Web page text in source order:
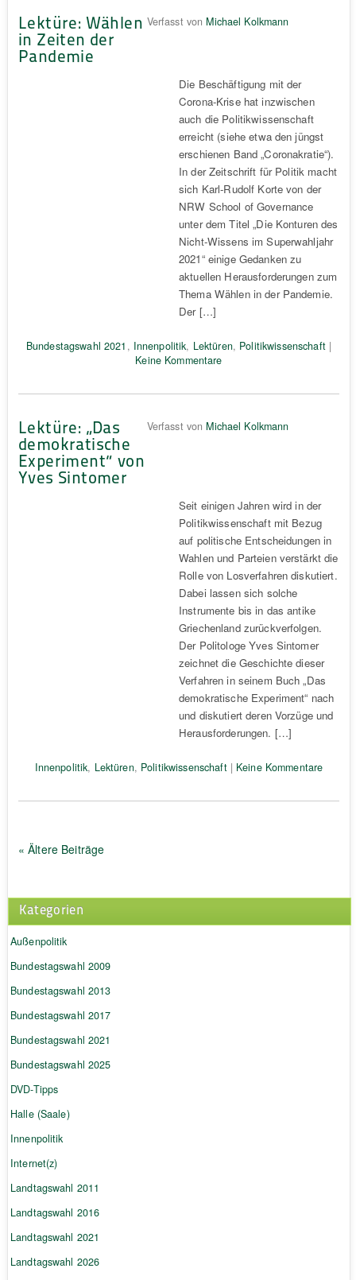
Lektüre: Wählen
in Zeiten der
Pandemie
Verfasst von Michael Kolkmann
Die Beschäftigung mit der
Corona-Krise hat inzwischen
auch die Politikwissenschaft
erreicht (siehe etwa den jüngst
erschienen Band „Coronakratie“).
In der Zeitschrift für Politik macht
sich Karl-Rudolf Korte von der
NRW School of Governance
unter dem Titel „Die Konturen des
Nicht-Wissens im Superwahljahr
2021“ einige Gedanken zu
aktuellen Herausforderungen zum
Thema Wählen in der Pandemie.
Der […]
Bundestagswahl 2021 , Innenpolitik, Lektüren, Politikwissenschaft|
Keine Kommentare
Lektüre: „Das
demokratische
Experiment“ von
Yves Sintomer
Verfasst von Michael Kolkmann
Seit einigen Jahren wird in der
Politikwissenschaft mit Bezug
auf politische Entscheidungen in
Wahlen und Parteien verstärkt die
Rolle von Losverfahren diskutiert.
Dabei lassen sich solche
Instrumente bis in das antike
Griechenland zurückverfolgen.
Der Politologe Yves Sintomer
zeichnet die Geschichte dieser
Verfahren in seinem Buch „Das
demokratische Experiment“ nach
und diskutiert deren Vorzüge und
Herausforderungen. […]
Innenpolitik, Lektüren, Politikwissenschaft| Keine Kommentare
« Ältere Beiträge
Kategorien
Außenpolitik
Bundestagswahl 2009
Bundestagswahl 2013
Bundestagswahl 2017
Bundestagswahl 2021
Bundestagswahl 2025
DVD-Tipps
Halle (Saale)
Innenpolitik
Internet(z)
Landtagswahl 2011
Landtagswahl 2016
Landtagswahl 2021
Landtagswahl 2026